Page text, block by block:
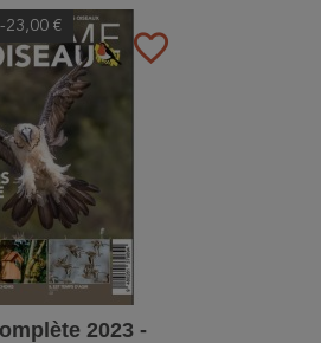
favorite_border
-23,00 €
2023 -